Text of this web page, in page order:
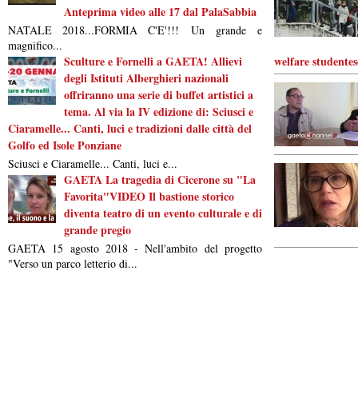
Anteprima video alle 17 dal PalaSabbia
NATALE 2018...FORMIA C'E'!!! Un grande e
magnifico...
Sculture e Fornelli a GAETA! Allievi
degli Istituti Alberghieri nazionali
offriranno una serie di buffet artistici a
tema. Al via la IV edizione di: Sciusci e
Ciaramelle... Canti, luci e tradizioni dalle città del
Golfo ed Isole Ponziane
Sciusci e Ciaramelle... Canti, luci e...
GAETA La tragedia di Cicerone su "La
Favorita"VIDEO Il bastione storico
diventa teatro di un evento culturale e di
grande pregio
GAETA 15 agosto 2018 - Nell'ambito del progetto
"Verso un parco letterio di...
welfare